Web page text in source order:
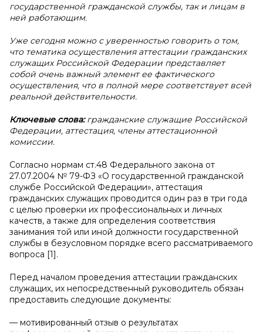
государственной гражданской службы, так и лицам в
ней работающим.
Уже сегодня можно с уверенностью говорить о том,
что тематика осуществления аттестации гражданских
служащих Российской Федерации представляет
собой очень важный элемент ее фактического
осуществления, что в полной мере соответствует всей
реальной действительности.
Ключевые слова:гражданские служащие Российской
Федерации, аттестация, члены аттестационной
комиссии.
Согласно нормам ст.48 Федерального закона от
27.07.2004 № 79-ФЗ «О государственной гражданской
службе Российской Федерации», аттестация
гражданских служащих проводится один раз в три года
с целью проверки их профессиональных и личных
качеств, а также для определения соответствия
занимания той или иной должности государственной
службы в безусловном порядке всего рассматриваемого
вопроса [1].
Перед началом проведения аттестации гражданских
служащих, их непосредственный руководитель обязан
предоставить следующие документы:
— мотивированный отзыв о результатах